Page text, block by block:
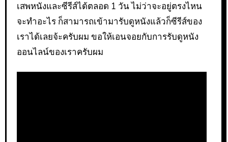
เสพหนังและซีรีส์ได้ตลอด 1 วัน ไม่ว่าจะอยู่ตรงไหน
จะทำอะไร ก็สามารถเข้ามารับดูหนังแล้วก็ซีรีส์ของ
เราได้เลยจ้ะครับผม ขอให้เอนจอยกับการรับดูหนัง
ออนไลน์ของเราครับผม